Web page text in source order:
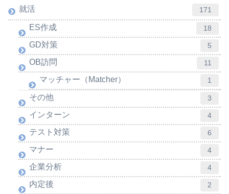
就活 171
ES作成 18
GD対策 5
OB訪問 11
マッチャー（Matcher） 1
その他 3
インターン 4
テスト対策 6
マナー 4
企業分析 4
内定後 2